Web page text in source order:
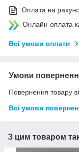
Оплата на
Онлайн-оплата
Всі умови оплати
Умови
Повернення товару
Всі умови
З цим товаром